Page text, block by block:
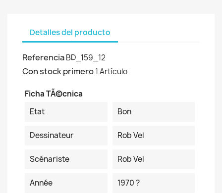
Detalles del producto
ReferenciaBD_159_12
Con stock primero1 Artículo
Ficha TÃ©cnica
Etat
Bon
Dessinateur Rob Vel
Scénariste Rob Vel
Année 1970 ?